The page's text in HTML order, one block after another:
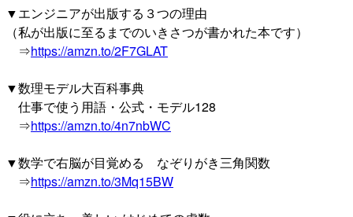
▼エンジニアが出版する３つの理由
（私が出版に至るまでのいきさつが書かれた本です）
⇒https://amzn.to/2F7GLAT
▼数理モデル大百科事典
仕事で使う用語・公式・モデル128
⇒https://amzn.to/4n7nbWC
▼数学で右脳が目覚める なぞりがき三角関数
⇒https://amzn.to/3Mq15BW